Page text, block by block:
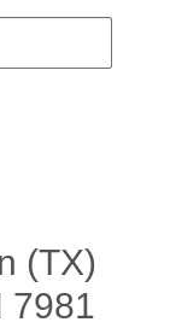
(TX)
7981